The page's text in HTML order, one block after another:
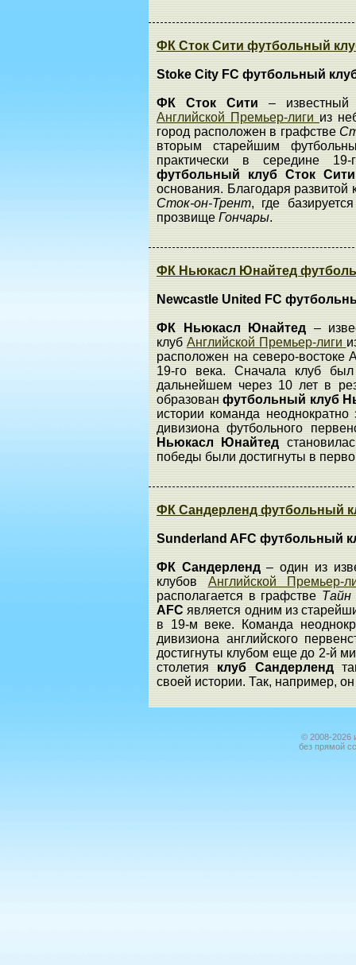
ФК Сток Сити футбольный
Stoke City FC футбольный
ФК Сток Сити – известный
Английской Премьер-лиги из
город расположен в графстве
вторым старейшим
практически в середине
футбольный клуб Сток
основания. Благодаря
Сток-он-Трент, где
прозвище Гончары.
ФК Ньюкасл Юнайтед
Newcastle United FC
ФК Ньюкасл Юнайтед –
клуб Английской Премьер-лиги
расположен на северо-востоке
19-го века. Сначала клуб
дальнейшем через 10 лет в
образованфутбольный клуб
истории команда
дивизиона футбольного
Ньюкасл Юнайтед
победы были достигнуты в
ФК Сандерленд футбольный
Sunderland AFC футбольный
ФК Сандерленд– один из
клубов Английской Премьер-
располагается в графстве Тайн
AFC является одним из
в 19-м веке. Команда
дивизиона английского
достигнуты клубом еще до 2-й
столетия клуб Сандерленд
своей истории. Так, например,
© 2008-2026
без прямой